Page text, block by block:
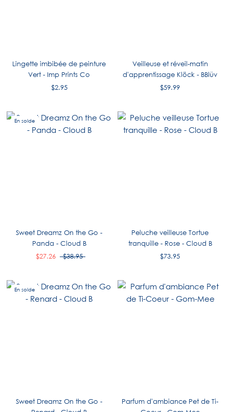
Lingette imbibée de peinture
Vert - Imp Prints Co
$2.95
Veilleuse et réveil-matin
d'apprentissage Klöck - BBlüv
$59.99
En solde
Sweet Dreamz On the Go -
Panda - Cloud B
$27.26
$38.95
Peluche veilleuse Tortue
tranquille - Rose - Cloud B
$73.95
En solde
Sweet Dreamz On the Go -
Parfum d'ambiance Pet de Ti-